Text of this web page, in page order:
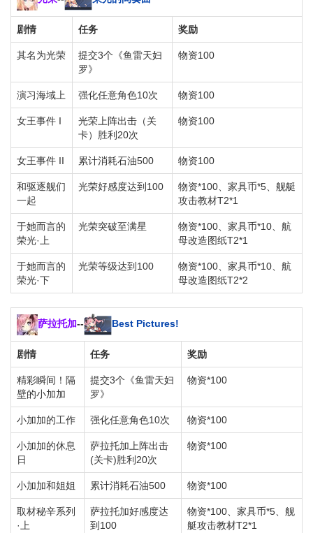
剧情 任务 奖励
其名为光荣
提交3个《鱼雷天妇
罗》
物资100
演习海域上 强化任意角色10次 物资100
女王事件 I
光荣上阵出击（关
卡）胜利20次
物资100
女王事件 II 累计消耗石油500 物资100
和驱逐舰们
一起
光荣好感度达到100
物资*100、家具币*5、舰艇
攻击教材T2*1
于她而言的
荣光·上
光荣突破至满星
物资*100、家具币*10、航
母改造图纸T2*1
于她而言的
荣光·下
光荣等级达到100
物资*100、家具币*10、航
母改造图纸T2*2
萨拉托加-- Best Pictures!
剧情 任务 奖励
精彩瞬间！隔
壁的小加加
提交3个《鱼雷天妇
罗》
物资*100
小加加的工作 强化任意角色10次 物资*100
小加加的休息
日
萨拉托加上阵出击
(关卡)胜利20次
物资*100
小加加和姐姐 累计消耗石油500 物资*100
取材秘辛系列
·上
萨拉托加好感度达
到100
物资*100、家具币*5、舰
艇攻击教材T2*1